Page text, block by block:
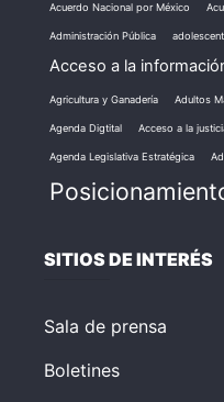
Acuerdo Nacional por México
Administración Pública
Acceso a la
Agricultura y Ganadería Adultos
Agenda Digtital Acceso a la
Agenda Legislativa Estratégica
SITIOS DE INTERÉS
Sala de prensa
Boletines